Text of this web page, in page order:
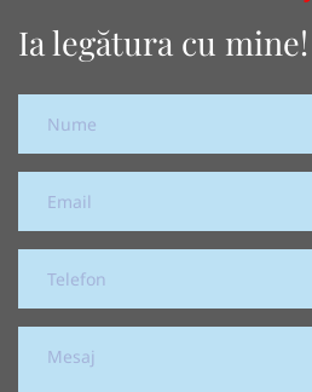
Ia legătura cu mine!